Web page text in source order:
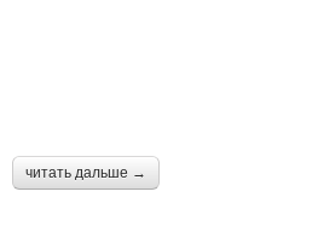
читать дальше →